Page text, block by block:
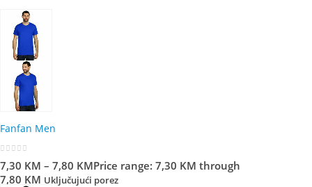
Fanfan Men
7,30 KM – 7,80 KMPrice range: 7,30 KM through
7,80 KM Uključujući porez